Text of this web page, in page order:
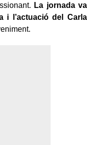
La jornada va
i l’actuació del Carla